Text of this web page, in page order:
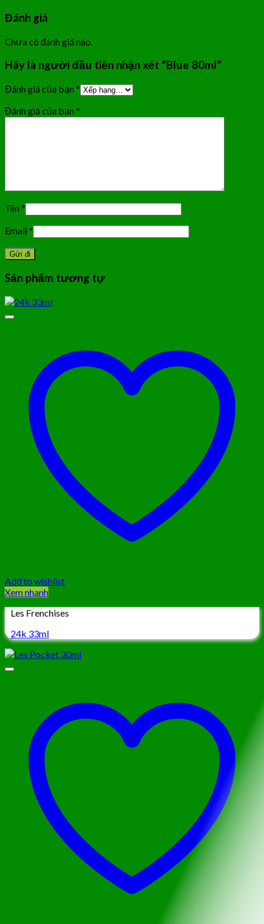
Đánh giá
Chưa có đánh giá nào.
Hãy là người đầu tiên nhận xét “Blue 80ml”
Đánh giá của bạn *
Đánh giá của bạn *
Tên *
Email *
Sản phẩm tương tự
Add to wishlist
Xem nhanh
Les Frenchises
24k 33ml